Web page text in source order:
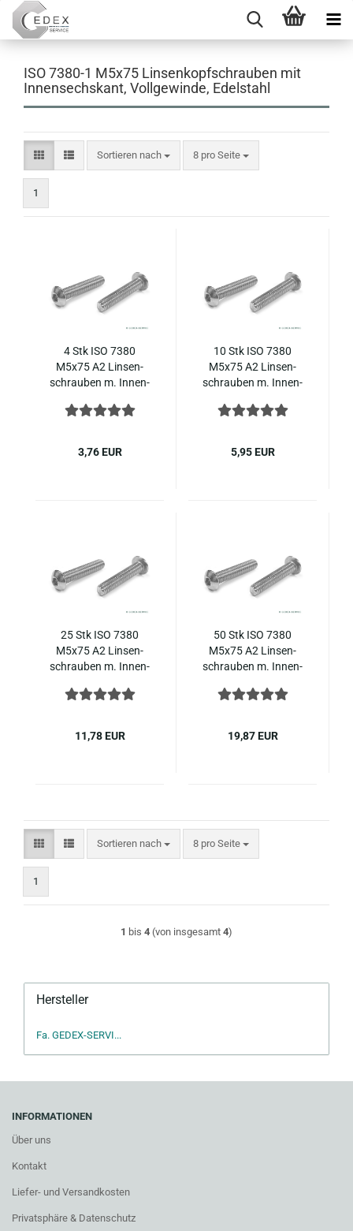
ISO 7380-1 M5x75 Linsenkopfschrauben mit
Innensechskant, Vollgewinde, Edelstahl
Sortieren nach
Sortieren nach 8 pro Seite
pro Seite
1
4 Stk ISO 7380
M5x75 A2 Lin­sen­
schrau­ben m. In­nen­
1 Edel­stahl
3,76 EUR
10 Stk ISO 7380
M5x75 A2 Lin­sen­
schrau­ben m. In­nen­
1 Edel­stahl
5,95 EUR
25 Stk ISO 7380
M5x75 A2 Lin­sen­
schrau­ben m. In­nen­
1 Edel­stahl
11,78 EUR
50 Stk ISO 7380
M5x75 A2 Lin­sen­
schrau­ben m. In­nen­
1 Edel­stahl
19,87 EUR
Sortieren nach
Sortieren nach 8 pro Seite
pro Seite
1
1 bis 4 (von insgesamt 4)
Hersteller
Fa. GEDEX-SERVI...
INFORMATIONEN
Über uns
Kontakt
Liefer- und Versandkosten
Privatsphäre & Datenschutz